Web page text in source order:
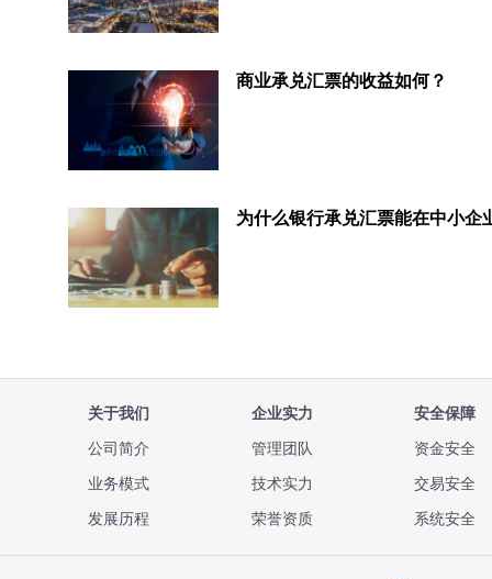
商业承兑汇票的收益如何？
关于我们
公司简介
业务模式
发展历程
企业实力
管理团队
技术实力
荣誉资质
安全保障
资金安全
交易安全
系统安全